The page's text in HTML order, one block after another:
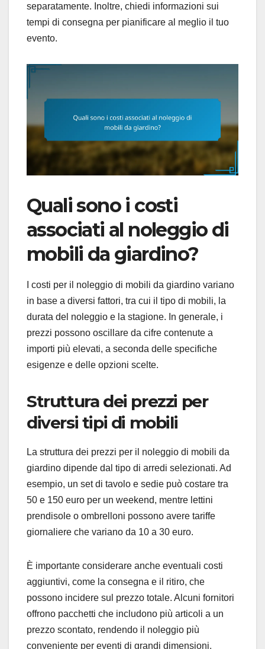
separatamente. Inoltre, chiedi informazioni sui
tempi di consegna per pianificare al meglio il tuo
evento.
Quali sono i costi
associati al noleggio di
mobili da giardino?
I costi per il noleggio di mobili da giardino variano
in base a diversi fattori, tra cui il tipo di mobili, la
durata del noleggio e la stagione. In generale, i
prezzi possono oscillare da cifre contenute a
importi più elevati, a seconda delle specifiche
esigenze e delle opzioni scelte.
Struttura dei prezzi per
diversi tipi di mobili
La struttura dei prezzi per il noleggio di mobili da
giardino dipende dal tipo di arredi selezionati. Ad
esempio, un set di tavolo e sedie può costare tra
50 e 150 euro per un weekend, mentre lettini
prendisole o ombrelloni possono avere tariffe
giornaliere che variano da 10 a 30 euro.
È importante considerare anche eventuali costi
aggiuntivi, come la consegna e il ritiro, che
possono incidere sul prezzo totale. Alcuni fornitori
offrono pacchetti che includono più articoli a un
prezzo scontato, rendendo il noleggio più
conveniente per eventi di grandi dimensioni.